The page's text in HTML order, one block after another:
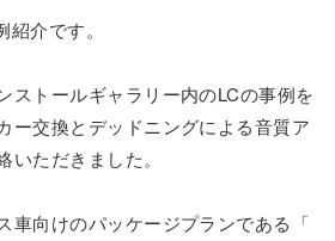
介です。
ストールギャラリー内のLCの事例を
ー交換とデッドニングによる音質ア
いただきました。
車向けのパッケージプランである「